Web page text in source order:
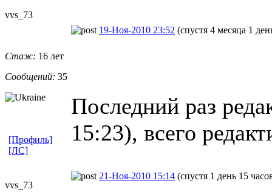
vvs_73
Стаж: 16 лет
Сообщений: 35
19-Ноя-2010 23:52 (спустя 4 месяца 1
Последний раз
15:23), всего
[Профиль]
[ЛС]
vvs_73
21-Ноя-2010 15:14 (спустя 1 день 15